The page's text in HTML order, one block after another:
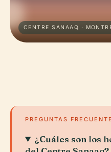
CENTRE SANAAQ ·
PREGUNTAS
¿Cuáles son los